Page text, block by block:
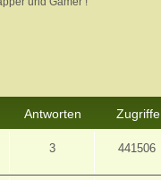
Antworten Zugriffe
3 441506